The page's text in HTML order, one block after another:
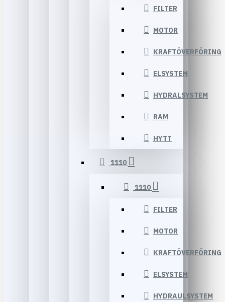
FILTER
MOTOR
KRAFTÖVERFÖRING
ELSYSTEM
HYDRALSYSTEM
RAM
HYTT
1110
1110
FILTER
MOTOR
KRAFTÖVERFÖRING
ELSYSTEM
HYDRAULSYSTEM